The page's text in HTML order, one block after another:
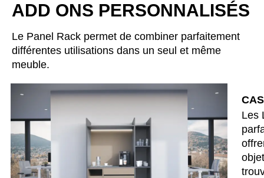
Pays-Bas(NL)
Philippines(PH)
Pologne(PL)
Portugal
Qatar(QA)
Reste du monde ()
Roumanie (RO)
Russie
République tchèque(CZ)
Serbie
ADD ONS PERSONNALISÉS
Le Panel Rack permet de combiner parfaitement
différentes utilisations dans un seul et même
meuble.
Les